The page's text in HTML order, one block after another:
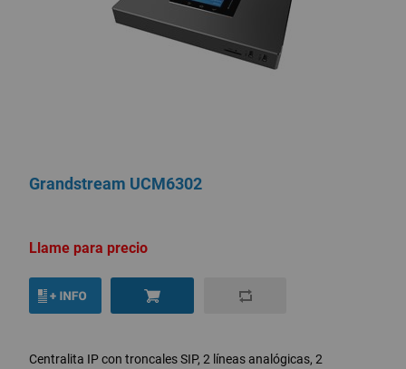
Grandstream UCM6302
Llame para precio
Centralita IP con troncales SIP, 2 líneas analógicas, 2